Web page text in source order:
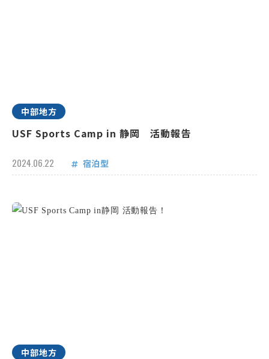
中部地方
USF Sports Camp in 静岡 活動報告
2024.06.22 宿泊型
中部地方